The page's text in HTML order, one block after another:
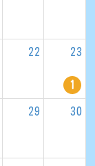
22 23
1
29 30